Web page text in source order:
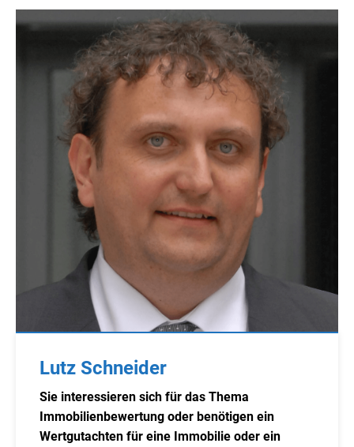
Lutz Schneider
Sie interessieren sich für das Thema
Immobilienbewertung oder benötigen ein
Wertgutachten für eine Immobilie oder ein